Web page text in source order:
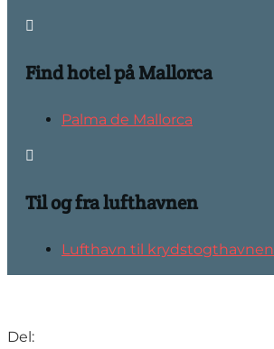

Find hotel på Mallorca
Palma de Mallorca

Til og fra lufthavnen
Lufthavn til krydstogthavnen
Del: